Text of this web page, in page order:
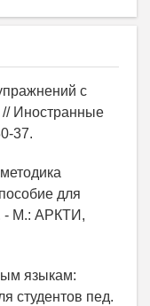
с
// Иностранные
37.
для
- М.: АРКТИ,
языкам:
студентов пед.